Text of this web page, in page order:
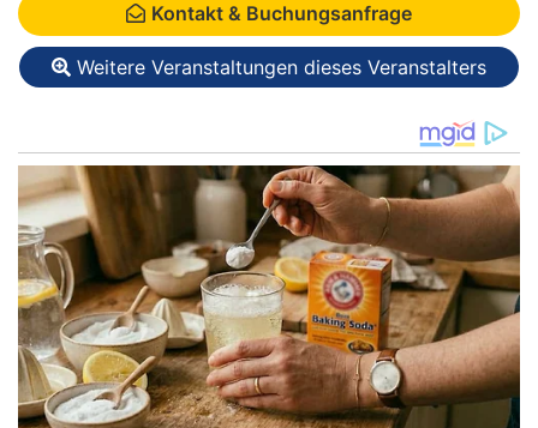
Kontakt & Buchungsanfrage
Weitere Veranstaltungen dieses Veranstalters